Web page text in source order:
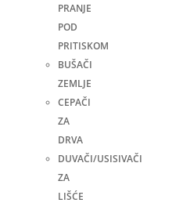
PRANJE
POD
PRITISKOM
BUŠAČI
ZEMLJE
CEPAČI
ZA
DRVA
DUVAČI/USISIVAČI
ZA
LIŠĆE